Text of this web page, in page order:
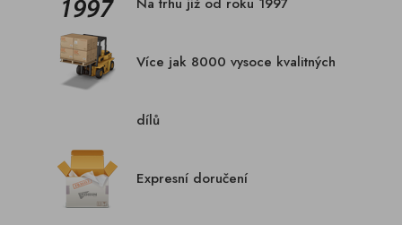
Více jak 8000 vysoce kvalitných
dílů
Expresní doručení